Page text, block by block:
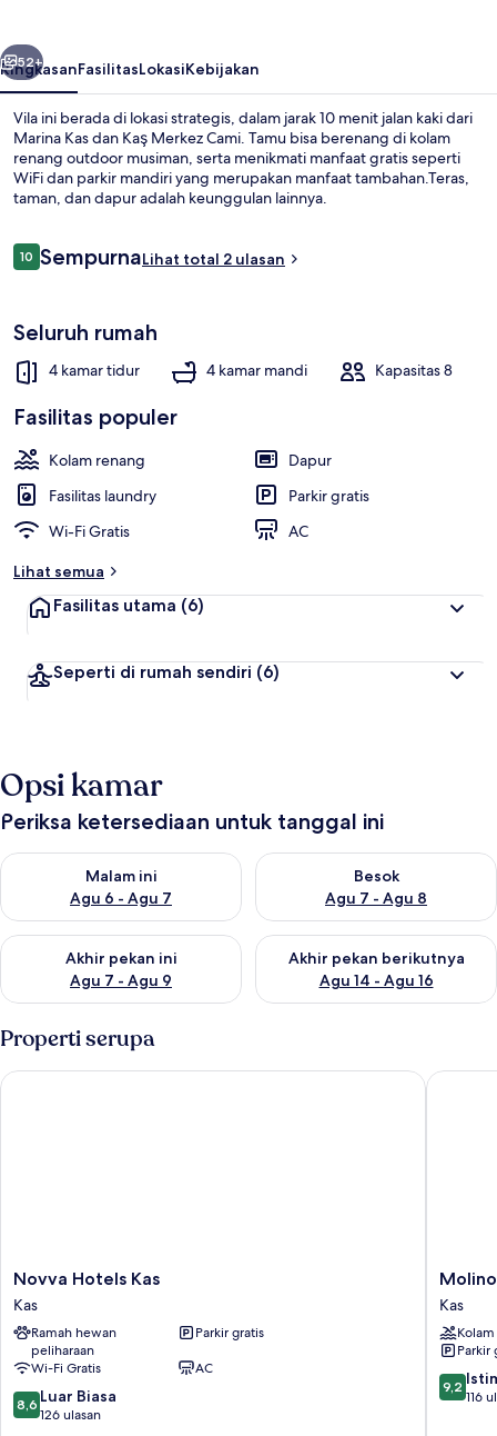
Berikutnya
52+
RingkasanFasilitasLokasiKebijakan
Vila ini berada di lokasi strategis, dalam jarak 10 menit jalan kaki dari
Marina Kas dan Kaş Merkez Cami. Tamu bisa berenang di kolam
renang outdoor musiman, serta menikmati manfaat gratis seperti
WiFi dan parkir mandiri yang merupakan manfaat tambahan.Teras,
taman, dan dapur adalah keunggulan lainnya.
Ulasan
1010 dari 10
SempurnaLihat total 2 ulasan
Seluruh rumah
4 kamar tidur 4 kamar mandi Kapasitas 8
Fasilitas populer
Kolam renang
Dapur
Fasilitas laundry
Parkir gratis
Wi-Fi Gratis
AC
Lihat semua
Fasilitas utama (6)
Seperti di rumah sendiri (6)
Opsi kamar
Periksa ketersediaan untuk tanggal ini
Malam ini
Agu 6 - Agu 7
Periksa ketersediaan untuk malam ini Agu 6 - Agu 7
Besok
Agu 7 - Agu 8
Periksa ketersediaan untuk
Akhir pekan ini
Agu 7 - Agu 9
Periksa ketersediaan untuk akhir pekan ini Agu 7 - Agu 9
Akhir pekan berikutnya
Agu 14 - Agu 16
Periksa ketersediaan untuk
Properti serupa
Novva
Hotels
Kas
Kas
Novva Hotels Kas
Kas
Ramah hewan
peliharaan
Parkir gratis
Wi-Fi Gratis
AC
8.6
dari
8,6 Luar Biasa
126 ulasan
Novva Hotels Kas
Molino
Hotel
Kas
Kas
Parkir
9.2
dari
9,2
116
Molino